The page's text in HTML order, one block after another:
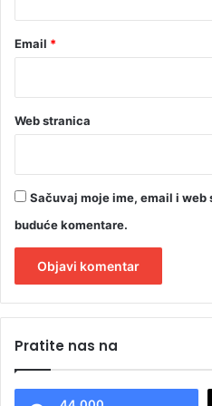
O
Email *
Web stranica
Sačuvaj moje ime, email i web
buduće komentare.
tPratite nas na